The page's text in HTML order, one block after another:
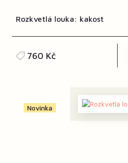
Rozkvetlá louka: kakost
760 Kč
Novinka